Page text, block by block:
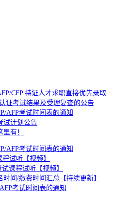
CFP 持证人才求职直接优先录取
证考试结果及受理复查的公告
AFP考试时间表的通知
试计划公告
有！
AFP考试时间表的通知
试听【视频】
课程试听【视频】
间/缴费时间汇总【持续更新】
考试时间表的通知